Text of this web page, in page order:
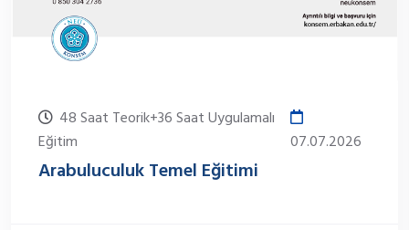
48 Saat Teorik+36 Saat Uygulamalı
Eğitim
07.07.2026
Arabuluculuk Temel Eğitimi